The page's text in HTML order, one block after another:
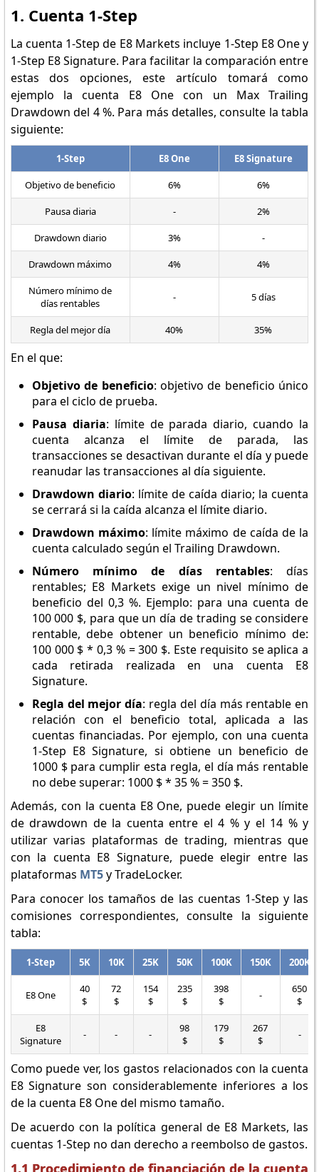
1. Cuenta 1-Step
La cuenta 1-Step de E8 Markets incluye 1-Step E8 One y
1-Step E8 Signature. Para facilitar la comparación entre
estas dos opciones, este artículo tomará como
ejemplo la cuenta E8 One con un Max Trailing
Drawdown del 4 %. Para más detalles, consulte la tabla
siguiente:
1-Step E8 One E8 Signature
Objetivo de beneficio 6% 6%
Pausa diaria - 2%
Drawdown diario 3% -
Drawdown máximo 4% 4%
Número mínimo de
días rentables
- 5 días
Regla del mejor día 40% 35%
En el que:
Objetivo de beneficio: objetivo de beneficio único
para el ciclo de prueba.
Pausa diaria: límite de parada diario, cuando la
cuenta alcanza el límite de parada, las
transacciones se desactivan durante el día y puede
reanudar las transacciones al día siguiente.
Drawdown diario: límite de caída diario; la cuenta
se cerrará si la caída alcanza el límite diario.
Drawdown máximo: límite máximo de caída de la
cuenta calculado según el Trailing Drawdown.
Número mínimo de días rentables: días
rentables; E8 Markets exige un nivel mínimo de
beneficio del 0,3 %. Ejemplo: para una cuenta de
100 000 $, para que un día de trading se considere
rentable, debe obtener un beneficio mínimo de:
100 000 $ * 0,3 % = 300 $. Este requisito se aplica a
cada retirada realizada en una cuenta E8
Signature.
Regla del mejor día: regla del día más rentable en
relación con el beneficio total, aplicada a las
cuentas financiadas. Por ejemplo, con una cuenta
1-Step E8 Signature, si obtiene un beneficio de
1000 $ para cumplir esta regla, el día más rentable
no debe superar: 1000 $ * 35 % = 350 $.
Además, con la cuenta E8 One, puede elegir un límite
de drawdown de la cuenta entre el 4 % y el 14 % y
utilizar varias plataformas de trading, mientras que
con la cuenta E8 Signature, puede elegir entre las
plataformas MT5y TradeLocker.
Para conocer los tamaños de las cuentas 1-Step y las
comisiones correspondientes, consulte la siguiente
tabla:
1-Step 5K 10K 25K 50K 100K 150K 200K
E8 One
40
$
72
$
154
$
235
$
398
$
-
650
$
E8
Signature
- - -
98
$
179
$
267
$
-
Como puede ver, los gastos relacionados con la cuenta
E8 Signature son considerablemente inferiores a los
de la cuenta E8 One del mismo tamaño.
De acuerdo con la política general de E8 Markets, las
cuentas 1-Step no dan derecho a reembolso de gastos.
1.1 Procedimiento de financiación de la cuenta